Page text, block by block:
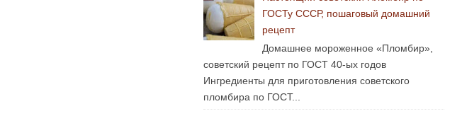
ГОСТу СССР, пошаговый домашний
рецепт
Домашнее мороженное «Пломбир»,
советский рецепт по ГОСТ 40-ых годов
Ингредиенты для приготовления советского
пломбира по ГОСТ...